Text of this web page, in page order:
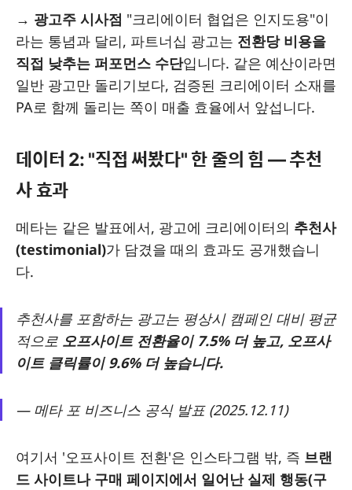
→ 광고주 시사점 "크리에이터 협업은 인지도용"이
라는 통념과 달리, 파트너십 광고는 전환당 비용을
직접 낮추는 퍼포먼스 수단입니다. 같은 예산이라면
일반 광고만 돌리기보다, 검증된 크리에이터 소재를
PA로 함께 돌리는 쪽이 매출 효율에서 앞섭니다.
데이터 2: "직접 써봤다" 한 줄의 힘 — 추천
사 효과
메타는 같은 발표에서, 광고에 크리에이터의 추천사
(testimonial)가 담겼을 때의 효과도 공개했습니
다.
추천사를 포함하는 광고는 평상시 캠페인 대비 평균
적으로 오프사이트 전환율이 7.5% 더 높고, 오프사
이트 클릭률이 9.6% 더 높습니다.
— 메타 포 비즈니스 공식 발표 (2025.12.11)
여기서 '오프사이트 전환'은 인스타그램 밖, 즉 브랜
드 사이트나 구매 페이지에서 일어난 실제 행동(구